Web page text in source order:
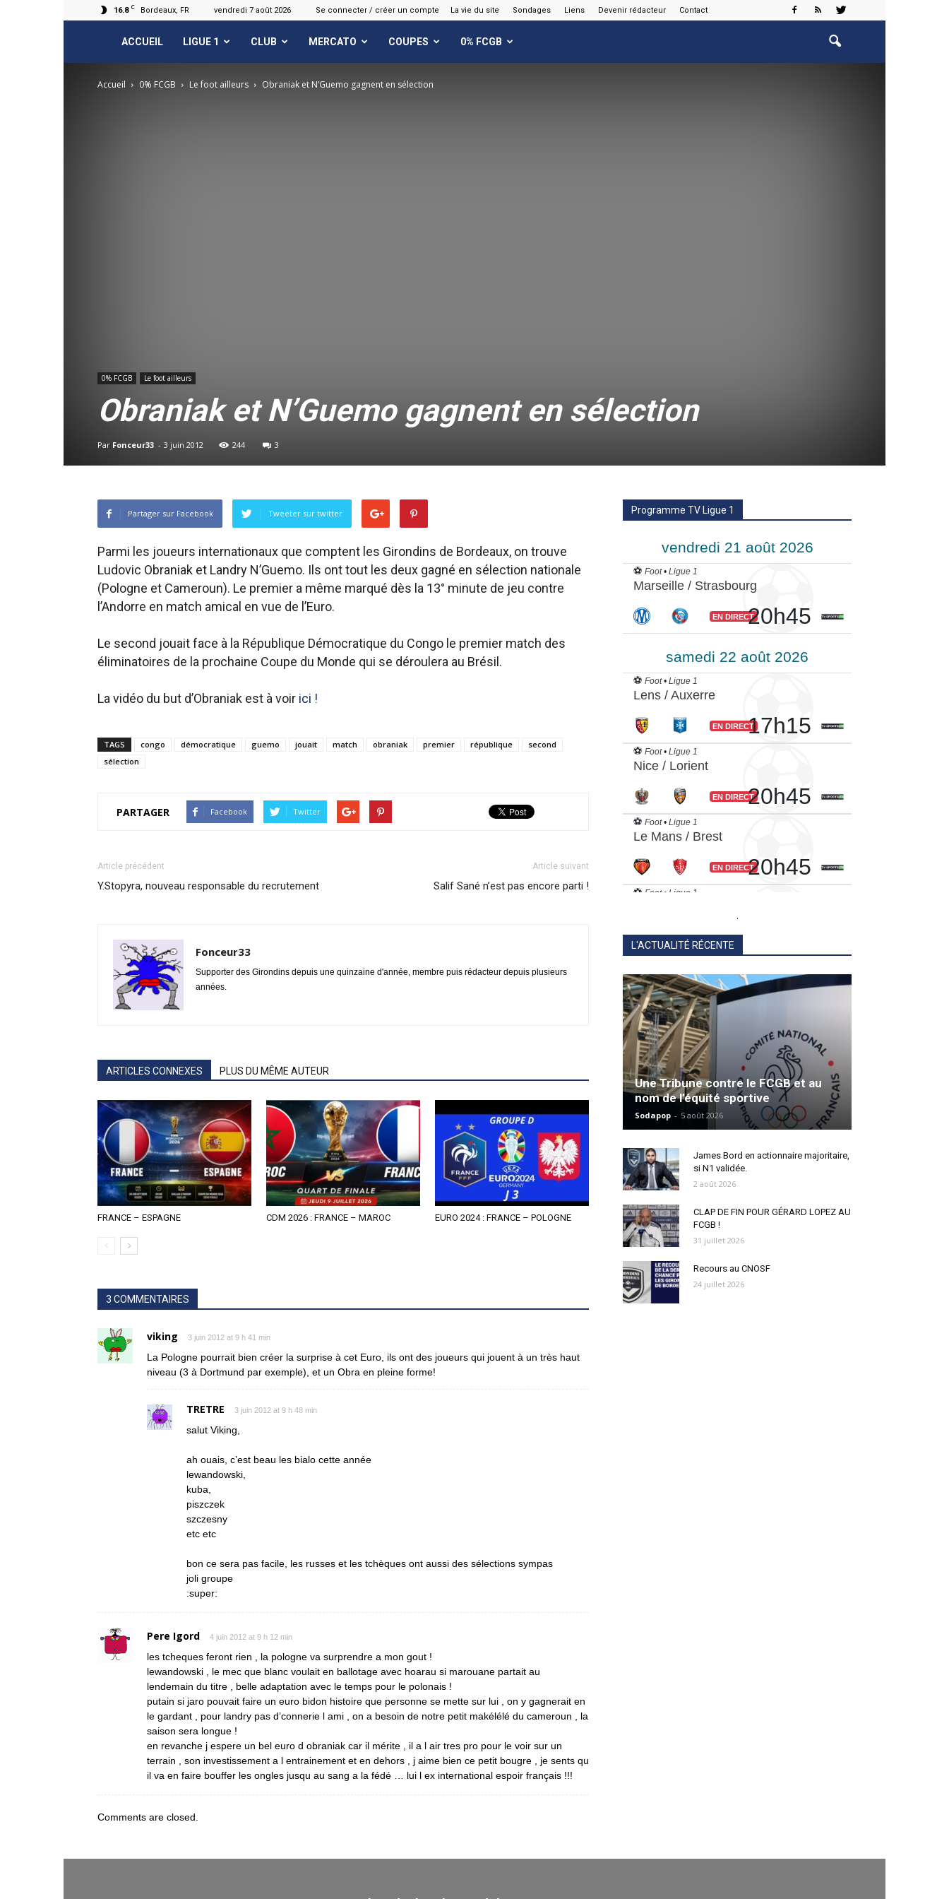
16.8 C Bordeaux, FR vendredi 7 août 2026 Se connecter / créer un compte La vie du site Sondages Liens Devenir rédacteur Contact
FCGB.net
ACCUEIL LIGUE 1 CLUB MERCATO COUPES 0% FCGB
Accueil 0% FCGB Le foot ailleurs Obraniak et N’Guemo gagnent en sélection
0% FCGB Le foot ailleurs
Obraniak et N’Guemo gagnent en sélection
Par Fonceur33 - 3 juin 2012 244 3
Partager sur Facebook Tweeter sur twitter
Parmi les joueurs internationaux que comptent les Girondins de Bordeaux, on trouve
Ludovic Obraniak et Landry N’Guemo. Ils ont tout les deux gagné en sélection nationale
(Pologne et Cameroun). Le premier a même marqué dès la 13° minute de jeu contre
l’Andorre en match amical en vue de l’Euro.
Le second jouait face à la République Démocratique du Congo le premier match des
éliminatoires de la prochaine Coupe du Monde qui se déroulera au Brésil.
La vidéo du but d’Obraniak est à voir ici !
TAGS congo démocratique guemo jouait match obraniak premier république
second
sélection
PARTAGER Facebook Twitter
Article précédent
Y.Stopyra, nouveau responsable du recrutement
Article suivant
Salif Sané n’est pas encore parti !
Fonceur33
Supporter des Girondins depuis une quinzaine d'année, membre puis rédacteur depuis plusieurs
années.
ARTICLES CONNEXES PLUS DU MÊME AUTEUR
FRANCE – ESPAGNE CDM 2026 : FRANCE – MAROC EURO 2024 : FRANCE – POLOGNE
3 COMMENTAIRES
viking 3 juin 2012 at 9 h 41 min
La Pologne pourrait bien créer la surprise à cet Euro, ils ont des joueurs qui jouent à un très haut
niveau (3 à Dortmund par exemple), et un Obra en pleine forme!
TRETRE 3 juin 2012 at 9 h 48 min
salut Viking,
ah ouais, c’est beau les bialo cette année
lewandowski,
kuba,
piszczek
szczesny
etc etc
bon ce sera pas facile, les russes et les tchèques ont aussi des sélections sympas
joli groupe
:super:
Pere Igord 4 juin 2012 at 9 h 12 min
les tcheques feront rien , la pologne va surprendre a mon gout !
lewandowski , le mec que blanc voulait en ballotage avec hoarau si marouane partait au
lendemain du titre , belle adaptation avec le temps pour le polonais !
putain si jaro pouvait faire un euro bidon histoire que personne se mette sur lui , on y gagnerait en
le gardant , pour landry pas d’connerie l ami , on a besoin de notre petit makélélé du cameroun , la
saison sera longue !
en revanche j espere un bel euro d obraniak car il mérite , il a l air tres pro pour le voir sur un
terrain , son investissement a l entrainement et en dehors , j aime bien ce petit bougre , je sents qu
il va en faire bouffer les ongles jusqu au sang a la fédé … lui l ex international espoir français !!!
Comments are closed.
Programme TV Ligue 1
.
L'ACTUALITÉ RÉCENTE
Une Tribune contre le FCGB et au
nom de l’équité sportive
Sodapop - 5 août 2026
James Bord en actionnaire majoritaire,
si N1 validée.
2 août 2026
CLAP DE FIN POUR GÉRARD LOPEZ AU
FCGB !
31 juillet 2026
Recours au CNOSF
24 juillet 2026